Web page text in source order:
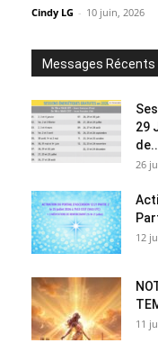
Cindy LG - 10 juin, 2026
Messages Récents
29
26
12
11